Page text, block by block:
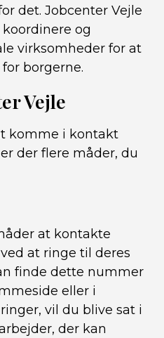
det. Jobcenter Vejle
og
virksomheder for at
borgerne.
Vejle
komme i kontakt
der flere måder, du
at kontakte
at ringe til deres
finde dette nummer
eller i
vil du blive sat i
der kan